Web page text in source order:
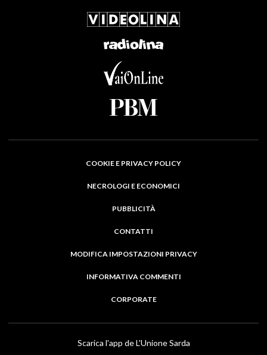
COOKIE E PRIVACY POLICY
NECROLOGI E ECONOMICI
PUBBLICITÀ
CONTATTI
MODIFICA IMPOSTAZIONI PRIVACY
INFORMATIVA COMMENTI
CORPORATE
Scarica l'app de L'Unione Sarda